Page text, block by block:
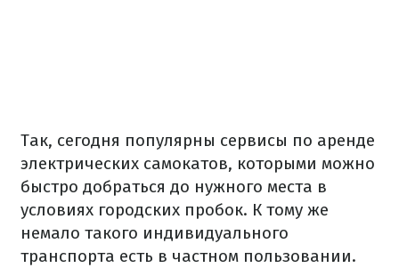
Так, сегодня популярны сервисы по аренде
электрических самокатов, которыми можно
быстро добраться до нужного места в
условиях городских пробок. К тому же
немало такого индивидуального
транспорта есть в частном пользовании.